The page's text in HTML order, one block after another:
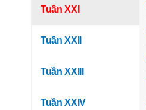
Tuần XXI
Tuần XXII
Tuần XXIII
Tuần XXIV